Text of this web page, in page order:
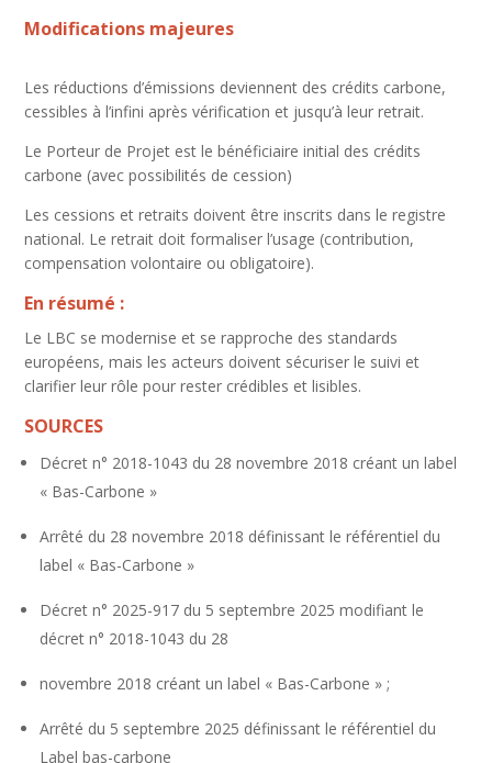
Modifications majeures
Les réductions d’émissions deviennent des crédits carbone,
cessibles à l’infini après vérification et jusqu’à leur retrait.
Le Porteur de Projet est le bénéficiaire initial des crédits
carbone (avec possibilités de cession)
Les cessions et retraits doivent être inscrits dans le registre
national. Le retrait doit formaliser l’usage (contribution,
compensation volontaire ou obligatoire).
En résumé :
Le LBC se modernise et se rapproche des standards
européens, mais les acteurs doivent sécuriser le suivi et
clarifier leur rôle pour rester crédibles et lisibles.
SOURCES
Décret n° 2018-1043 du 28 novembre 2018 créant un label
« Bas-Carbone »
Arrêté du 28 novembre 2018 définissant le référentiel du
label « Bas-Carbone »
Décret n° 2025-917 du 5 septembre 2025 modifiant le
décret n° 2018-1043 du 28
novembre 2018 créant un label « Bas-Carbone » ;
Arrêté du 5 septembre 2025 définissant le référentiel du
Label bas-carbone